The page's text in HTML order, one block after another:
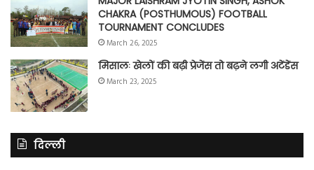
CHAKRA (POSTHUMOUS) FOOTBALL
TOURNAMENT CONCLUDES
March 26, 2025
मिसालः खेलों की बढ़ी प्रेजेंस तो बढ़ने लगी अटेंडेंस
March 23, 2025
दिल्ली